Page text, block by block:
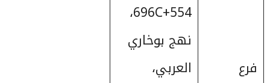
فرع
696C+554،
نهج بوخاري
العربي،